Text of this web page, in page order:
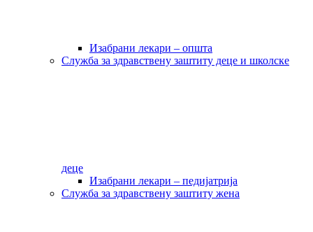
Изабрани лекари – општа
Служба за здравствену заштиту деце и школске
деце
Изабрани лекари – педијатрија
Служба за здравствену заштиту жена